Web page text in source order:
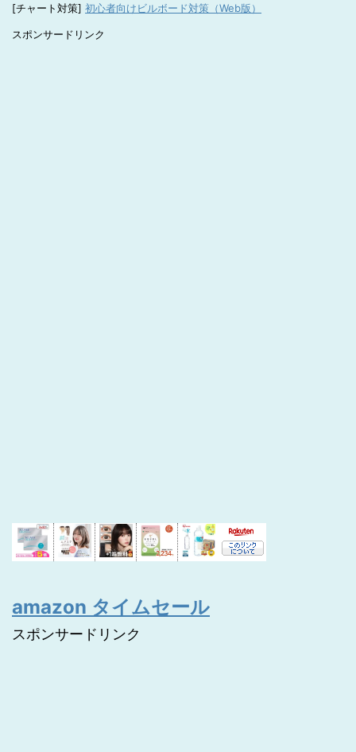
[チャート対策] 初心者向けビルボード対策（Web版）
スポンサードリンク
amazon タイムセール
スポンサードリンク